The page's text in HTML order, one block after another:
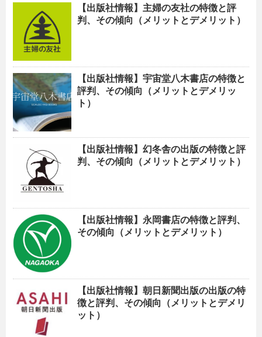
【出版社情報】主婦の友社の特徴と評
判、その傾向（メリットとデメリット）
【出版社情報】宇宙堂八木書店の特徴と
評判、その傾向（メリットとデメリッ
ト）
【出版社情報】幻冬舎の出版の特徴と評
判、その傾向（メリットとデメリット）
【出版社情報】永岡書店の特徴と評判、
その傾向（メリットとデメリット）
【出版社情報】朝日新聞出版の出版の特
徴と評判、その傾向（メリットとデメリ
ット）